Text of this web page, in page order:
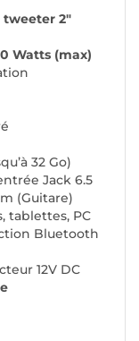
tweeter 2"
Watts (max)
32 Go)
Jack 6.5
(Guitare)
tablettes, PC
Bluetooth
12V DC